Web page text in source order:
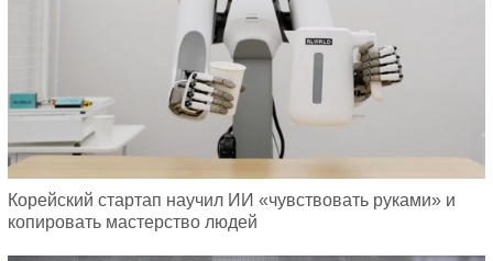
Корейский стартап научил ИИ «чувствовать руками» и
копировать мастерство людей